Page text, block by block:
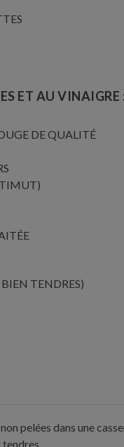
ET AU VINAIGRE
DE QUALITÉ
TENDRES)
pelées dans une
tendres.